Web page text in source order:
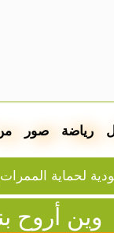
رياضة صور
لحماية الممرات
منذ كانون الثاني
وين أروح